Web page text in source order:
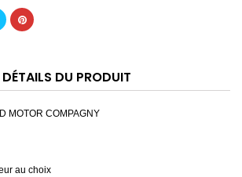
DÉTAILS DU PRODUIT
MOTOR COMPAGNY
au choix